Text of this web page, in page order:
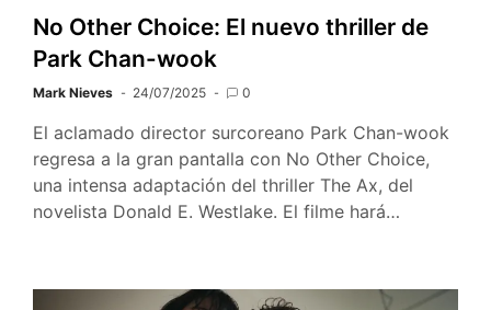
No Other Choice: El nuevo thriller de
Park Chan-wook
Mark Nieves 24/07/2025 0
El aclamado director surcoreano Park Chan-wook
regresa a la gran pantalla con No Other Choice,
una intensa adaptación del thriller The Ax, del
novelista Donald E. Westlake. El filme hará…